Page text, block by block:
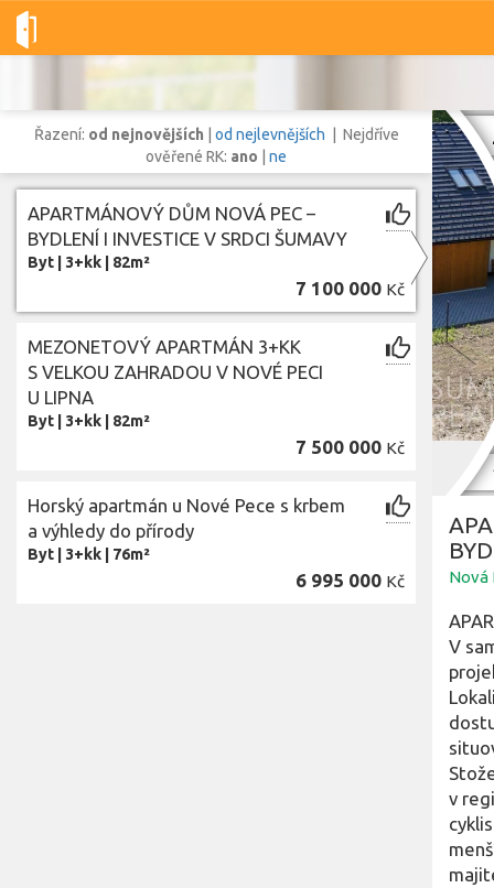
Dobré-nemovitosti.cz obec Nová Pec, okres Prachatice,
Vše Byty Domy Pozemky
okres Prachatice, Jihočeský kraj
Cena
Řazení: od nejnovějších od nejlevnějších | Nejdříve
ověřené RK: ano ne
APARTMÁNOVÝ DŮM NOVÁ PEC –
BYDLENÍ I INVESTICE V SRDCI ŠUMAVY
Byt 3+kk 82m²
7 100 000 Kč
MEZONETOVÝ APARTMÁN 3+KK
S VELKOU ZAHRADOU V NOVÉ PECI
U LIPNA
Byt 3+kk 82m²
7 500 000 Kč
Horský apartmán u Nové Pece s krbem
a výhledy do přírody
Byt 3+kk 76m²
6 995 000 Kč Nová
V
v